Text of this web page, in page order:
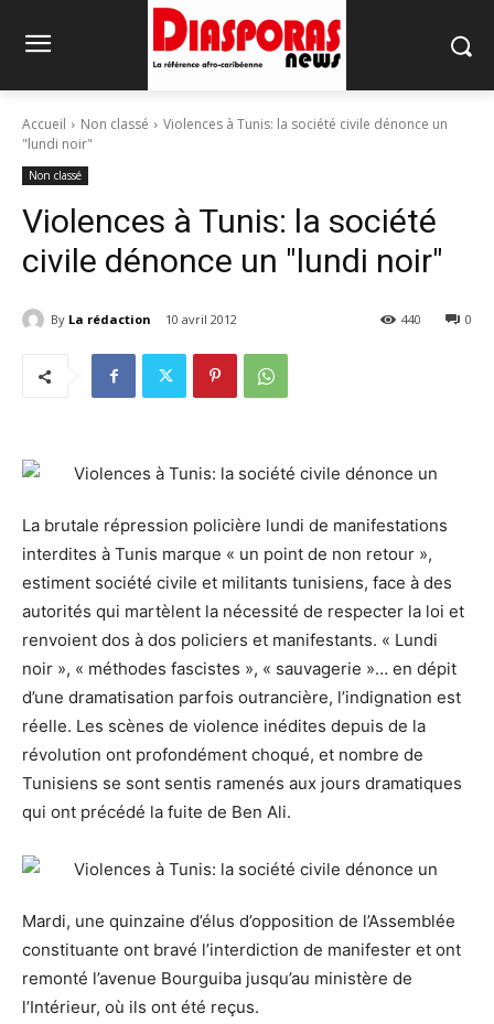
Accueil Non classé
Violences à Tunis: la société civile dénonce un
"lundi noir"
Non classé
Violences à Tunis: la société
civile dénonce un "lundi noir"
By La rédaction 10 avril 2012 0
440
La brutale répression policière lundi de manifestations
interdites à Tunis marque « un point de non retour »,
estiment société civile et militants tunisiens, face à des
autorités qui martèlent la nécessité de respecter la loi et
renvoient dos à dos policiers et manifestants. « Lundi
noir », « méthodes fascistes », « sauvagerie »… en dépit
d’une dramatisation parfois outrancière, l’indignation est
réelle. Les scènes de violence inédites depuis de la
révolution ont profondément choqué, et nombre de
Tunisiens se sont sentis ramenés aux jours dramatiques
qui ont précédé la fuite de Ben Ali.
Mardi, une quinzaine d’élus d’opposition de l’Assemblée
constituante ont bravé l’interdiction de manifester et ont
remonté l’avenue Bourguiba jusqu’au ministère de
l’Intérieur, où ils ont été reçus.